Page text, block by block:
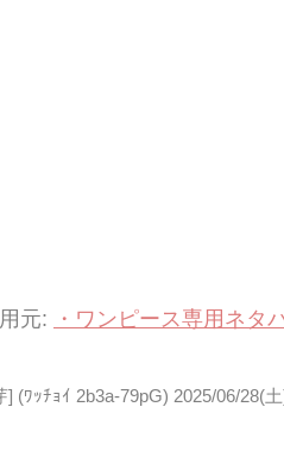
元: ・ワンピース専用ネタ
(ﾜｯﾁｮｲ 2b3a-79pG) 2025/06/28(